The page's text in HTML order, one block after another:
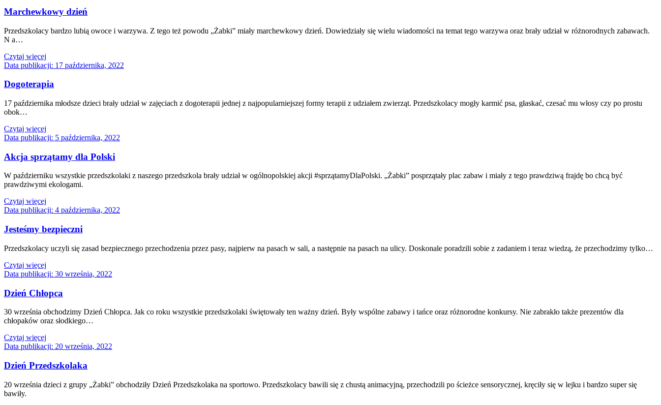
Marchewkowy dzień
Przedszkolacy bardzo lubią owoce i warzywa. Z tego też powodu „Żabki” miały marchewkowy dzień. Dowiedziały się wielu wiadomości na temat tego warzywa oraz brały udział w różnorodnych zabawach.
N a…
Czytaj więcej
Data publikacji: 17 października, 2022
Dogoterapia
17 października młodsze dzieci brały udział w zajęciach z dogoterapii jednej z najpopularniejszej formy terapii z udziałem zwierząt. Przedszkolacy mogły karmić psa, głaskać, czesać mu włosy czy po prostu
obok…
Czytaj więcej
Data publikacji: 5 października, 2022
Akcja sprzątamy dla Polski
W październiku wszystkie przedszkolaki z naszego przedszkola brały udział w ogólnopolskiej akcji #sprzątamyDlaPolski. „Żabki” posprzątały plac zabaw i miały z tego prawdziwą frajdę bo chcą być
prawdziwymi ekologami.
Czytaj więcej
Data publikacji: 4 października, 2022
Jesteśmy bezpieczni
Przedszkolacy uczyli się zasad bezpiecznego przechodzenia przez pasy, najpierw na pasach w sali, a następnie na pasach na ulicy. Doskonale poradzili sobie z zadaniem i teraz wiedzą, że przechodzimy tylko…
Czytaj więcej
Data publikacji: 30 września, 2022
Dzień Chłopca
30 września obchodzimy Dzień Chłopca. Jak co roku wszystkie przedszkolaki świętowały ten ważny dzień. Były wspólne zabawy i tańce oraz różnorodne konkursy. Nie zabrakło także prezentów dla
chłopaków oraz słodkiego…
Czytaj więcej
Data publikacji: 20 września, 2022
Dzień Przedszkolaka
20 września dzieci z grupy „Żabki” obchodziły Dzień Przedszkolaka na sportowo. Przedszkolacy bawili się z chustą animacyjną, przechodzili po ścieżce sensorycznej, kręciły się w lejku i bardzo super się
bawiły.